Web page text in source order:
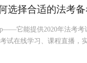
选择合适的法考备
它能提供2020年法考
试在线学习、课程直播